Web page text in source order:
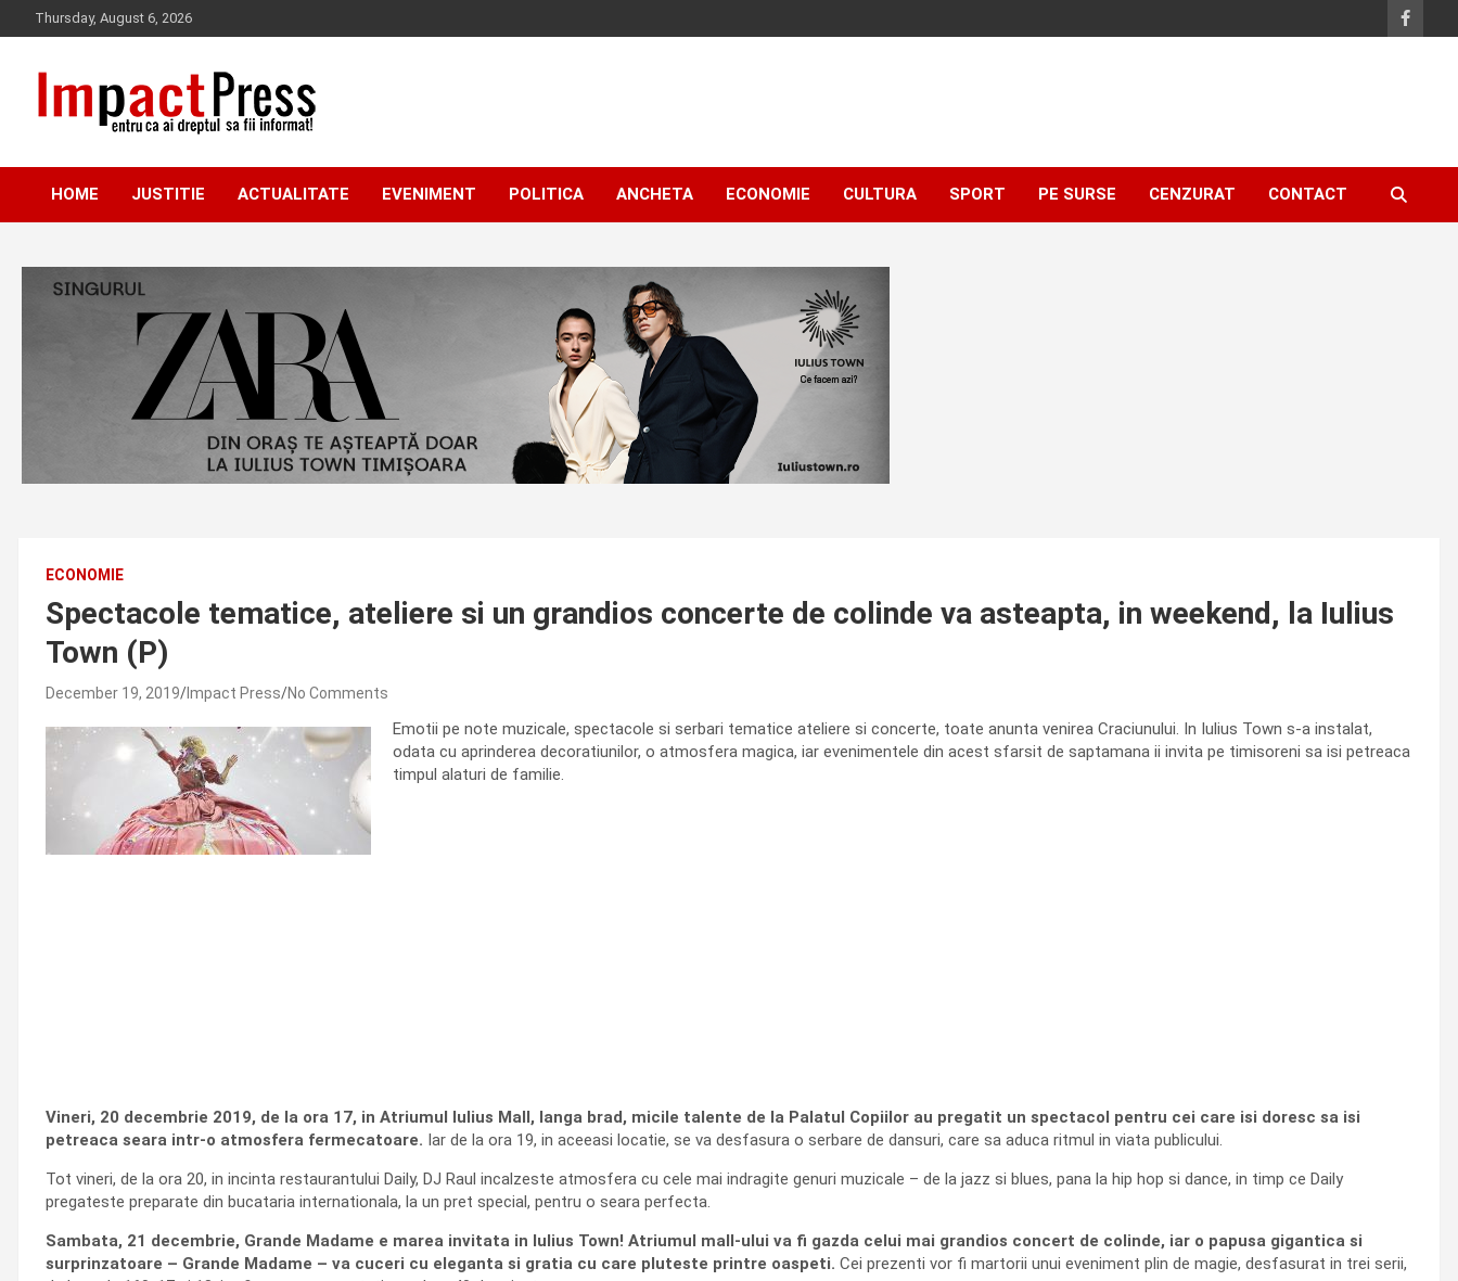
to
Thursday, August 6, 2026
IMPACTPRESS
HOME JUSTITIE ACTUALITATE EVENIMENT POLITICA ANCHETA ECONOMIE CULTURA SPORT PE SURSE CENZURAT CONTACT
ECONOMIE
Spectacole tematice, ateliere si un grandios concerte de colinde va asteapta, in weekend, la Iulius
Town (P)
December 19, 2019 Impact Press No Comments
Emotii pe note muzicale, spectacole si serbari tematice ateliere si concerte, toate anunta venirea Craciunului. In Iulius Town s-a instalat,
odata cu aprinderea decoratiunilor, o atmosfera magica, iar evenimentele din acest sfarsit de saptamana ii invita pe timisoreni sa isi petreaca
timpul alaturi de familie.
Vineri, 20 decembrie 2019, de la ora 17, in Atriumul Iulius Mall, langa brad, micile talente de la Palatul Copiilor au pregatit un spectacol pentru cei care isi doresc sa isi
petreaca seara intr-o atmosfera fermecatoare. Iar de la ora 19, in aceeasi locatie, se va desfasura o serbare de dansuri, care sa aduca ritmul in viata publicului.
Tot vineri, de la ora 20, in incinta restaurantului Daily, DJ Raul incalzeste atmosfera cu cele mai indragite genuri muzicale – de la jazz si blues, pana la hip hop si dance, in timp ce Daily
pregateste preparate din bucataria internationala, la un pret special, pentru o seara perfecta.
Sambata, 21 decembrie, Grande Madame e marea invitata in Iulius Town! Atriumul mall-ului va fi gazda celui mai grandios concert de colinde, iar o papusa gigantica si
surprinzatoare – Grande Madame – va cuceri cu eleganta si gratia cu care pluteste printre oaspeti. Cei prezenti vor fi martorii unui eveniment plin de magie, desfasurat in trei serii,